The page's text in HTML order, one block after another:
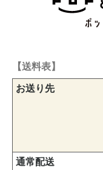
【送料表】
お送り先
通常配送